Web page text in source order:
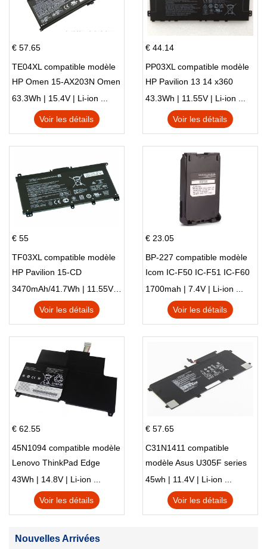
€ 57.65
TE04XL compatible modèle
HP Omen 15-AX203N Omen
15 Series Pavilion 15 Series
63.3Wh | 15.4V | Li-ion ...
Voir les détails
€ 44.14
PP03XL compatible modèle
HP Pavilion 13 14 x360
L83388-AC1 L83388-421
HSTNN-LB8S M01118-421
M01144-005 13-BB 14-DV
43.3Wh | 11.55V | Li-ion ...
Voir les détails
€ 55
TF03XL compatible modèle
HP Pavilion 15-CD
3470mAh/41.7Wh | 11.55V | Li-ion ...
Voir les détails
€ 23.05
BP-227 compatible modèle
Icom IC-F50 IC-F51 IC-F60
IC-F61 IC-M87
1700mah | 7.4V | Li-ion ...
Voir les détails
€ 62.55
45N1094 compatible modèle
Lenovo ThinkPad Edge
S230u Twist
43Wh | 14.8V | Li-ion ...
Voir les détails
€ 57.65
C31N1411 compatible
modèle Asus U305F series
45wh | 11.4V | Li-ion ...
Voir les détails
Nouvelles Arrivées